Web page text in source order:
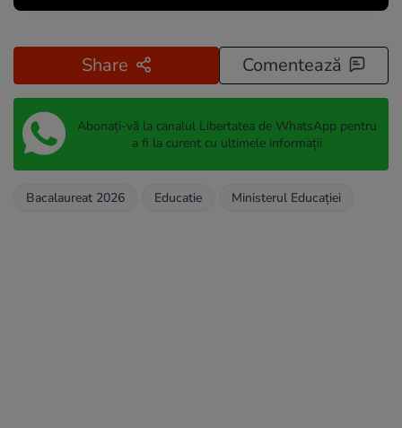
Share Comentează
Abonați-vă la canalul Libertatea de WhatsApp pentru
a fi la curent cu ultimele informații
Bacalaureat 2026 Educatie Ministerul Educaţiei